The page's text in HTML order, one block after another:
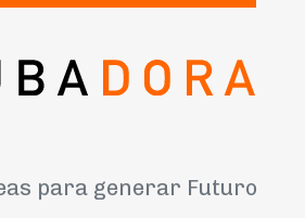
para generar Futuro